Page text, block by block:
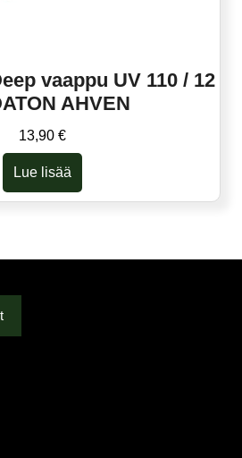
vaappu UV 110 / 12
AHVEN
13,90 €
Lue lisää